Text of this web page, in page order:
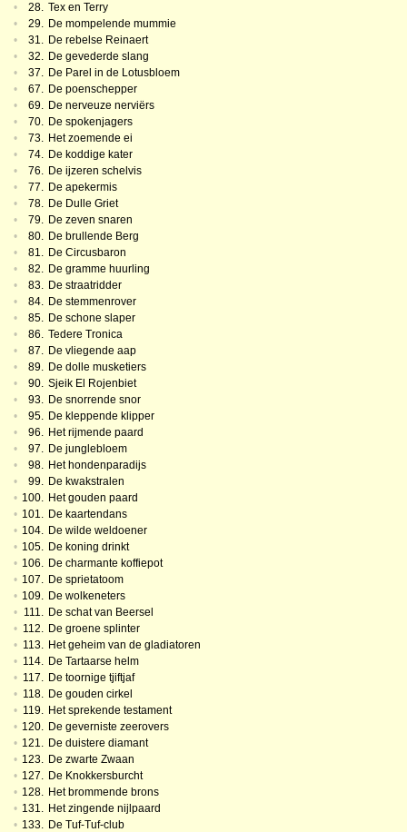
•
28. Tex en Terry
•
29. De mompelende mummie
•
31. De rebelse Reinaert
•
32. De gevederde slang
•
37. De Parel in de Lotusbloem
•
67. De poenschepper
•
69. De nerveuze nerviërs
•
70. De spokenjagers
•
73. Het zoemende ei
•
74. De koddige kater
•
76. De ijzeren schelvis
•
77. De apekermis
•
78. De Dulle Griet
•
79. De zeven snaren
•
80. De brullende Berg
•
81. De Circusbaron
•
82. De gramme huurling
•
83. De straatridder
•
84. De stemmenrover
•
85. De schone slaper
•
86. Tedere Tronica
•
87. De vliegende aap
•
89. De dolle musketiers
•
90. Sjeik El Rojenbiet
•
93. De snorrende snor
•
95. De kleppende klipper
•
96. Het rijmende paard
•
97. De junglebloem
•
98. Het hondenparadijs
•
99. De kwakstralen
• 100. Het gouden paard
• 101. De kaartendans
• 104. De wilde weldoener
• 105. De koning drinkt
• 106. De charmante koffiepot
• 107. De sprietatoom
• 109. De wolkeneters
• 111. De schat van Beersel
• 112. De groene splinter
• 113. Het geheim van de gladiatoren
• 114. De Tartaarse helm
• 117. De toornige tjiftjaf
• 118. De gouden cirkel
• 119. Het sprekende testament
• 120. De geverniste zeerovers
• 121. De duistere diamant
• 123. De zwarte Zwaan
• 127. De Knokkersburcht
• 128. Het brommende brons
• 131. Het zingende nijlpaard
• 133. De Tuf-Tuf-club